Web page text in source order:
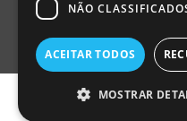
1999 - 2026
Pavilhão
NÃO
ACEITAR TODOS
MOSTRAR